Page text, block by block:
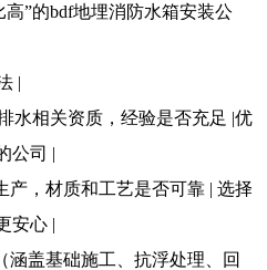
”的bdf地埋消防水箱安装公
|
水相关资质，经验是否充足 |优
公司 |
产，材质和工艺是否可靠 | 选择
安心 |
涵盖基础施工、抗浮处理、回